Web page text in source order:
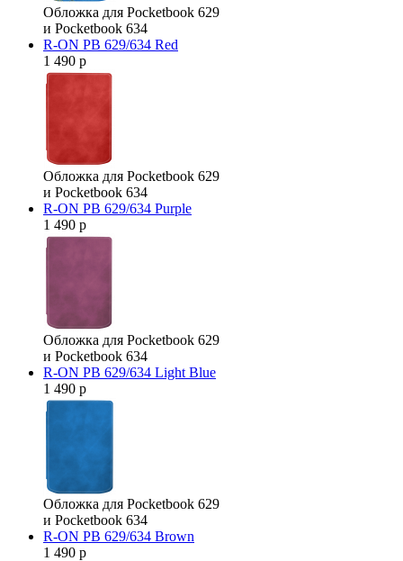
Обложка для Pocketbook 629
и Pocketbook 634
R-ON PB 629/634 Red
1 490 р
Обложка для Pocketbook 629
и Pocketbook 634
R-ON PB 629/634 Purple
1 490 р
Обложка для Pocketbook 629
и Pocketbook 634
R-ON PB 629/634 Light Blue
1 490 р
Обложка для Pocketbook 629
и Pocketbook 634
R-ON PB 629/634 Brown
1 490 р